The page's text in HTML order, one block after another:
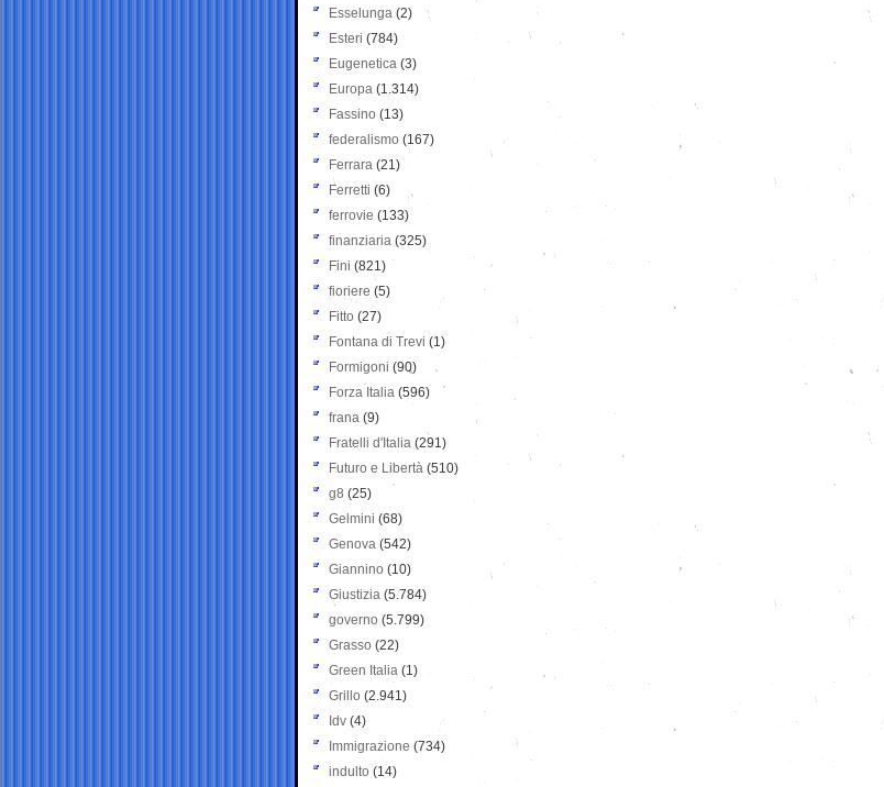
Esselunga (2)
Esteri (784)
Eugenetica (3)
Europa (1.314)
Fassino (13)
federalismo (167)
Ferrara (21)
Ferretti (6)
ferrovie (133)
finanziaria (325)
Fini (821)
fioriere (5)
Fitto (27)
Fontana di Trevi (1)
Formigoni (90)
Forza Italia (596)
frana (9)
Fratelli d'Italia (291)
Futuro e Libertà (510)
g8 (25)
Gelmini (68)
Genova (542)
Giannino (10)
Giustizia (5.784)
governo (5.799)
Grasso (22)
Green Italia (1)
Grillo (2.941)
Idv (4)
Immigrazione (734)
indulto (14)